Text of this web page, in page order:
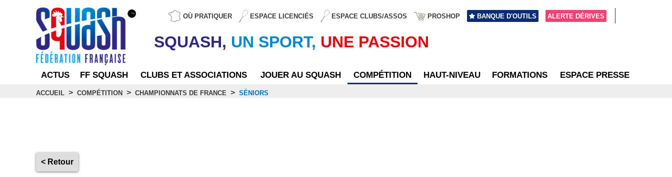
OÙ PRATIQUER ESPACE LICENCIÉS ESPACE CLUBS/ASSOS PROSHOP BANQUE D'OUTILS ALERTE DÉRIVES
SQUASH, UN SPORT, UNE PASSION
ACTUS FF SQUASH CLUBS ET ASSOCIATIONS JOUER AU SQUASH COMPÉTITION HAUT-NIVEAU FORMATIONS ESPACE PRESSE
ACCUEIL > COMPÉTITION > CHAMPIONNATS DE FRANCE > SÉNIORS
< Retour